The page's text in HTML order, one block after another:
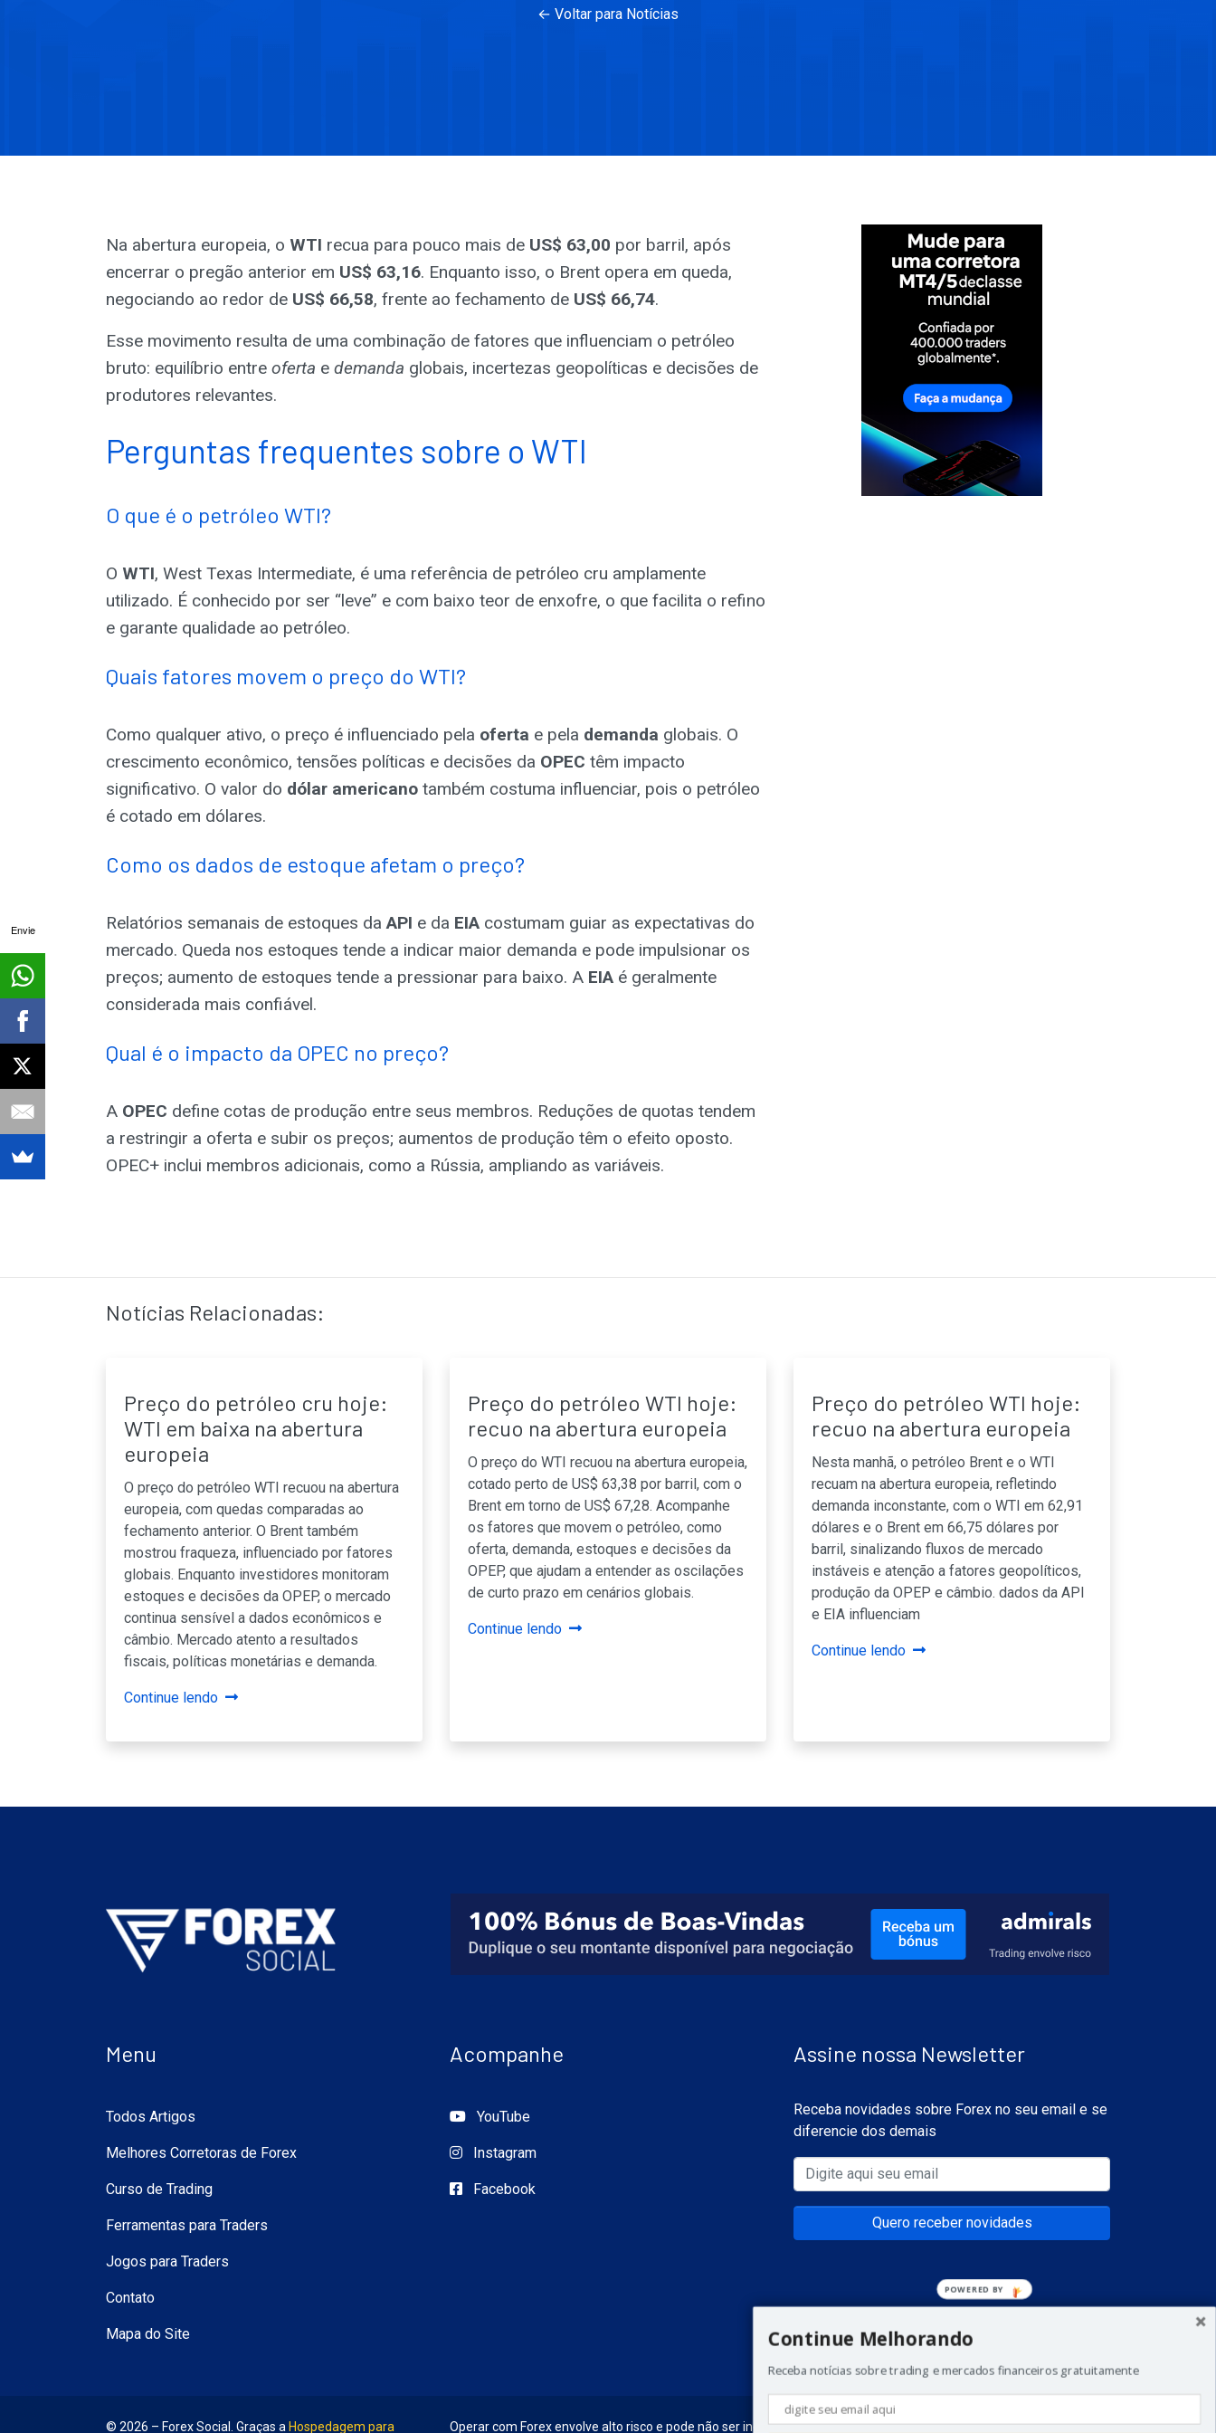
← Voltar para Notícias
Na abertura europeia, o WTI recua para pouco mais de US$ 63,00 por barril, após
encerrar o pregão anterior em US$ 63,16. Enquanto isso, o Brent opera em queda,
negociando ao redor de US$ 66,58, frente ao fechamento de US$ 66,74.
Esse movimento resulta de uma combinação de fatores que influenciam o petróleo
bruto: equilíbrio entre oferta e demanda globais, incertezas geopolíticas e decisões de
produtores relevantes.
Perguntas frequentes sobre o WTI
O que é o petróleo WTI?
O WTI, West Texas Intermediate, é uma referência de petróleo cru amplamente
utilizado. É conhecido por ser “leve” e com baixo teor de enxofre, o que facilita o refino
e garante qualidade ao petróleo.
Quais fatores movem o preço do WTI?
Como qualquer ativo, o preço é influenciado pela oferta e pela demanda globais. O
crescimento econômico, tensões políticas e decisões da OPEC têm impacto
significativo. O valor do dólar americano também costuma influenciar, pois o petróleo
é cotado em dólares.
Como os dados de estoque afetam o preço?
Relatórios semanais de estoques daAPI e da EIA costumam guiar as expectativas do
mercado. Queda nos estoques tende a indicar maior demanda e pode impulsionar os
preços; aumento de estoques tende a pressionar para baixo. A EIA é geralmente
considerada mais confiável.
Qual é o impacto da OPEC no preço?
A OPEC define cotas de produção entre seus membros. Reduções de quotas tendem
a restringir a oferta e subir os preços; aumentos de produção têm o efeito oposto.
OPEC+ inclui membros adicionais, como a Rússia, ampliando as variáveis.
Notícias Relacionadas:
Preço do petróleo cru hoje:
WTI em baixa na abertura
europeia
O preço do petróleo WTI recuou na abertura
europeia, com quedas comparadas ao
fechamento anterior. O Brent também
mostrou fraqueza, influenciado por fatores
globais. Enquanto investidores monitoram
estoques e decisões da OPEP, o mercado
continua sensível a dados econômicos e
câmbio. Mercado atento a resultados
fiscais, políticas monetárias e demanda.
Continue lendo
Preço do petróleo WTI hoje:
recuo na abertura europeia
O preço do WTI recuou na abertura europeia,
cotado perto de US$ 63,38 por barril, com o
Brent em torno de US$ 67,28. Acompanhe
os fatores que movem o petróleo, como
oferta, demanda, estoques e decisões da
OPEP, que ajudam a entender as oscilações
de curto prazo em cenários globais.
Continue lendo
Preço do petróleo WTI hoje:
recuo na abertura europeia
Nesta manhã, o petróleo Brent e o WTI
recuam na abertura europeia, refletindo
demanda inconstante, com o WTI em 62,91
dólares e o Brent em 66,75 dólares por
barril, sinalizando fluxos de mercado
instáveis e atenção a fatores geopolíticos,
produção da OPEP e câmbio. dados da API
e EIA influenciam
Continue lendo
Menu
Todos Artigos
Melhores Corretoras de Forex
Curso de Trading
Ferramentas para Traders
Jogos para Traders
Contato
Mapa do Site
Acompanhe
YouTube
Instagram
Facebook
Assine nossa Newsletter
Receba novidades sobre Forex no seu email e se
diferencie dos demais
Quero receber novidades
Operar com Forex envolve alto risco e pode não ser indicado para todos os investidores. Não invista dinheiro que
© 2026 – Forex Social. Graças a Hospedagem para
Envie
Continue Melhorando
Receba notícias sobre trading e mercados financeiros gratuitamente